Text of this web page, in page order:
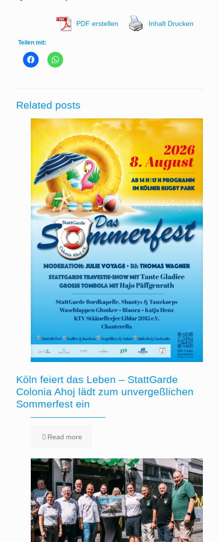
PDF erstellen Inhalt Drucken
Teilen mit:
Related posts
Köln feiert das Leben – StattGarde
Colonia Ahoj lädt zum unvergeßlichen
Sommerfest ein
Read more